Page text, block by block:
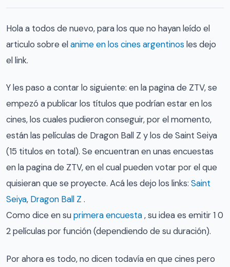
Hola a todos de nuevo, para los que no hayan leído el
articulo sobre elanime en los cines argentinos les dejo
el link.
Y les paso a contar lo siguiente: en la pagina de ZTV, se
empezó a publicar los títulos que podrían estar en los
cines, los cuales pudieron conseguir, por el momento,
están las películas de Dragon Ball Z y los de Saint Seiya
(15 titulos en total). Se encuentran en unas encuestas
en la pagina de ZTV, en el cual pueden votar por el que
quisieran que se proyecte. Acá les dejo los links: Saint
Seiya, Dragon Ball Z .
Como dice en suprimera encuesta, su idea es emitir 1 0
2 películas por función (dependiendo de su duración).
Por ahora es todo, no dicen todavía en que cines pero